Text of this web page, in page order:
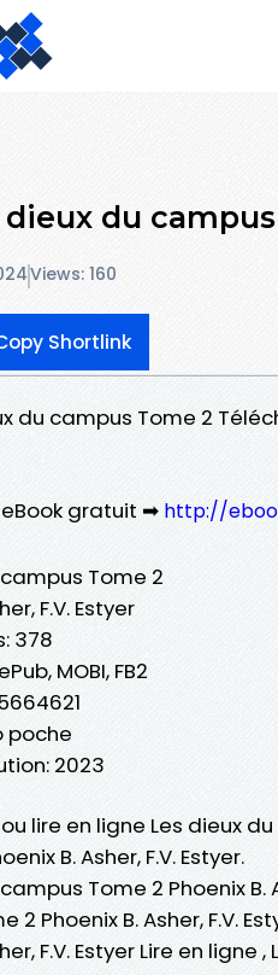
dieux du
Views: 160
Shortlink
du campus Tome 2
gratuit ➡ http://
Tome 2
F.V. Estyer
378
MOBI, FB2
poche
2023
lire en ligne Les dieux
B. Asher, F.V. Estyer.
Tome 2 Phoenix B.
2 Phoenix B. Asher, F.V.
F.V. Estyer Lire en